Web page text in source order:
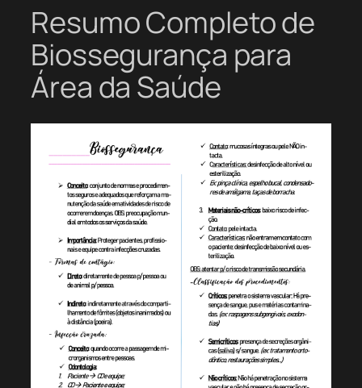
Resumo Completo de
Biossegurança para
Área da Saúde